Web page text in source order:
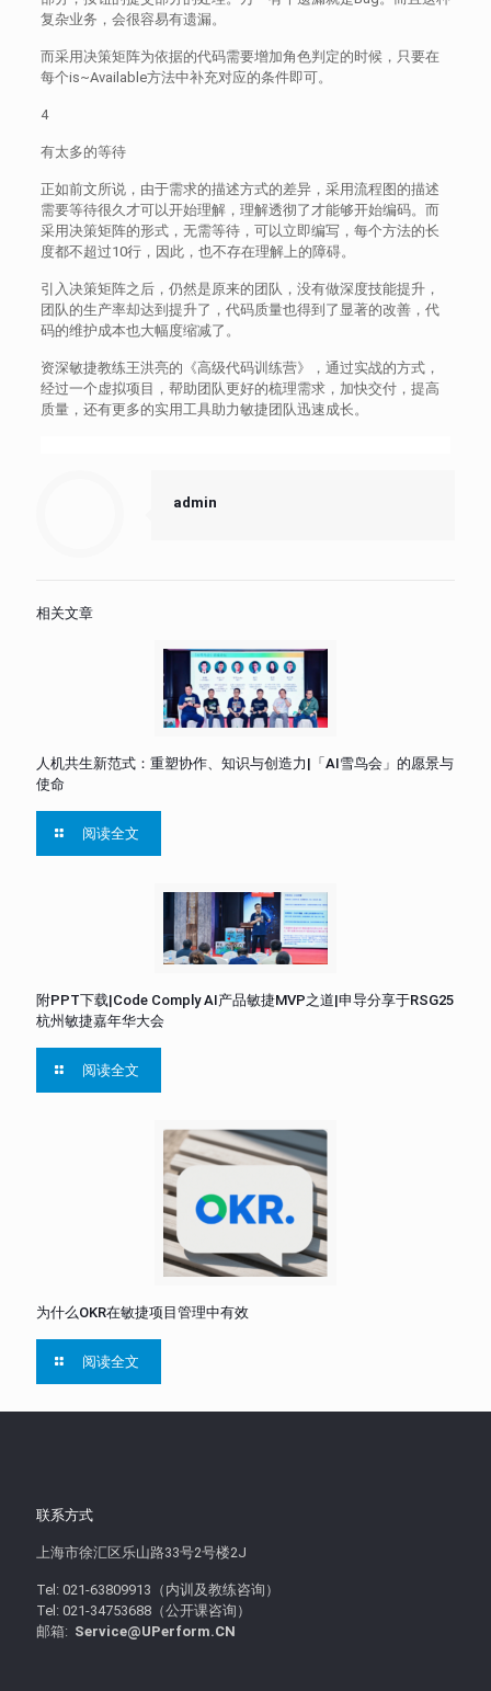
复杂业务，会很容易有遗漏。
而采用决策矩阵为依据的代码需要增加角色判定的时候，只要在
每个is~Available方法中补充对应的条件即可。
4
有太多的等待
正如前文所说，由于需求的描述方式的差异，采用流程图的描述
需要等待很久才可以开始理解，理解透彻了才能够开始编码。而
采用决策矩阵的形式，无需等待，可以立即编写，每个方法的长
度都不超过10行，因此，也不存在理解上的障碍。
引入决策矩阵之后，仍然是原来的团队，没有做深度技能提升，
团队的生产率却达到提升了，代码质量也得到了显著的改善，代
码的维护成本也大幅度缩减了。
资深敏捷教练王洪亮的《高级代码训练营》，通过实战的方式，
经过一个虚拟项目，帮助团队更好的梳理需求，加快交付，提高
质量，还有更多的实用工具助力敏捷团队迅速成长。
admin
相关文章
人机共生新范式：重塑协作、知识与创造力|「AI雪鸟会」的愿景与
使命
阅读全文
附PPT下载|Code Comply AI产品敏捷MVP之道|申导分享于RSG25
杭州敏捷嘉年华大会
阅读全文
为什么OKR在敏捷项目管理中有效
阅读全文
联系方式
上海市徐汇区乐山路33号2号楼2J
Tel: 021-63809913（内训及教练咨询）
Tel: 021-34753688（公开课咨询）
邮箱: Service@UPerform.CN